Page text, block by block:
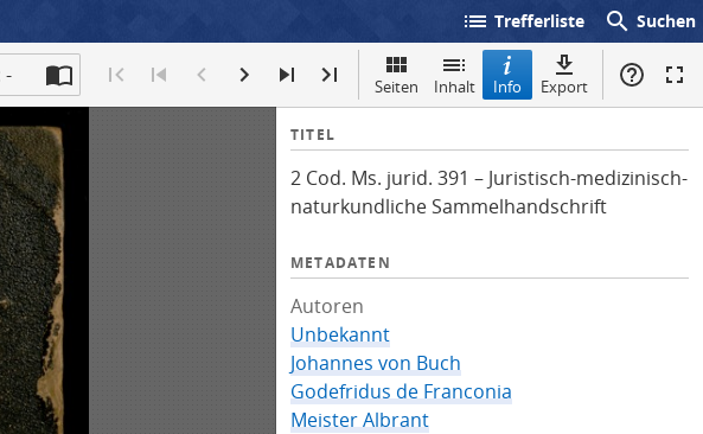
list Trefferliste search Suchen
1 : - Seiten Inhalt Info Export
I
f
o
TITEL
2 Cod. Ms. jurid. 391 – Juristisch-medizinisch-
naturkundliche Sammelhandschrift
METADATEN
Autoren
Unbekannt
Johannes von Buch
Godefridus de Franconia
Meister Albrant